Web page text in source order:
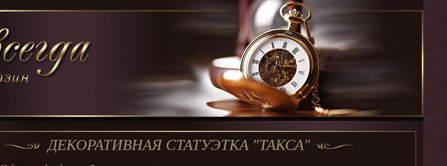
ДЕКОРАТИВНАЯ СТАТУЭТКА "ТАКСА"